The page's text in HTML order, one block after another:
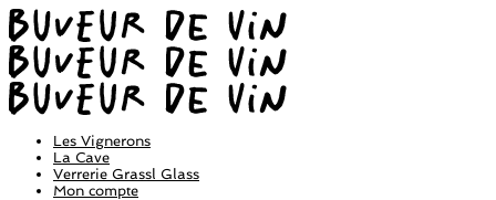
Les Vignerons
La Cave
Verrerie Grassl Glass
Mon compte